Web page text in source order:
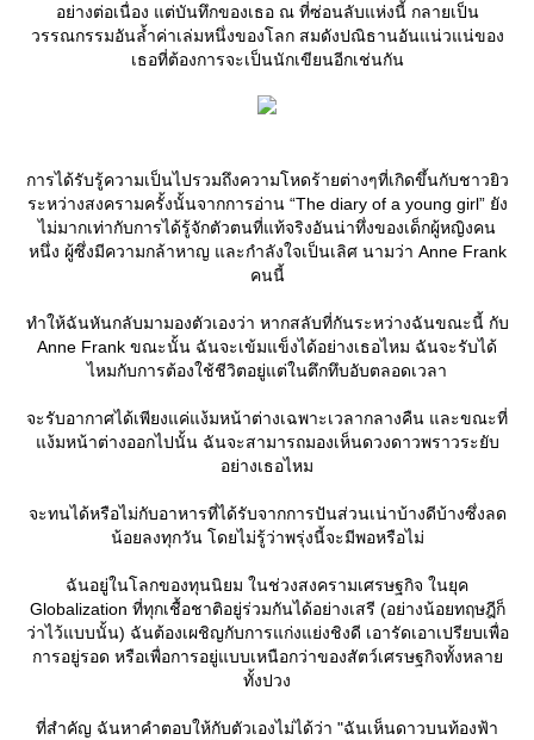
อย่างต่อเนื่อง แต่บันทึกของเธอ ณ ที่ซ่อนลับแห่งนี้ กลายเป็น
วรรณกรรมอันล้ำค่าเล่มหนึ่งของโลก สมดังปณิธานอันแน่วแน่ของ
เธอที่ต้องการจะเป็นนักเขียนอีกเช่นกัน
การได้รับรู้ความเป็นไปรวมถึงความโหดร้ายต่างๆที่เกิดขึ้นกับชาวยิว
ระหว่างสงครามครั้งนั้นจากการอ่าน “The diary of a young girl” ยัง
ไม่มากเท่ากับการได้รู้จักตัวตนที่แท้จริงอันน่าทึ่งของเด็กผู้หญิงคน
หนึ่ง ผู้ซึ่งมีความกล้าหาญ และกำลังใจเป็นเลิศ นามว่า Anne Frank
คนนี้
ทำให้ฉันหันกลับมามองตัวเองว่า หากสลับที่กันระหว่างฉันขณะนี้ กับ
Anne Frank ขณะนั้น ฉันจะเข้มแข็งได้อย่างเธอไหม ฉันจะรับได้
ไหมกับการต้องใช้ชีวิตอยู่แต่ในตึกทึบอับตลอดเวลา
จะรับอากาศได้เพียงแค่แง้มหน้าต่างเฉพาะเวลากลางคืน และขณะที่
ง้มหน้าต่างออกไปนั้น ฉันจะสามารถมองเห็นดวงดาวพราวระยับ
อย่างเธอไหม
จะทนได้หรือไม่กับอาหารที่ได้รับจากการปันส่วนเน่าบ้างดีบ้างซึ่งลด
น้อยลงทุกวัน โดยไม่รู้ว่าพรุ่งนี้จะมีพอหรือไม่
ฉันอยู่ในโลกของทุนนิยม ในช่วงสงครามเศรษฐกิจ ในยุค
Globalization ที่ทุกเชื้อชาติอยู่ร่วมกันได้อย่างเสรี (อย่างน้อยทฤษฎีก็
ว่าไว้แบบนั้น) ฉันต้องเผชิญกับการแก่งแย่งชิงดี เอารัดเอาเปรียบเพื่อ
การอยู่รอด หรือเพื่อการอยู่แบบเหนือกว่าของสัตว์เศรษฐกิจทั้งหลา
ทั้งปวง
ที่สำคัญ ฉันหาคำตอบให้กับตัวเองไม่ได้ว่า "ฉันเห็นดาวบนท้องฟ้า